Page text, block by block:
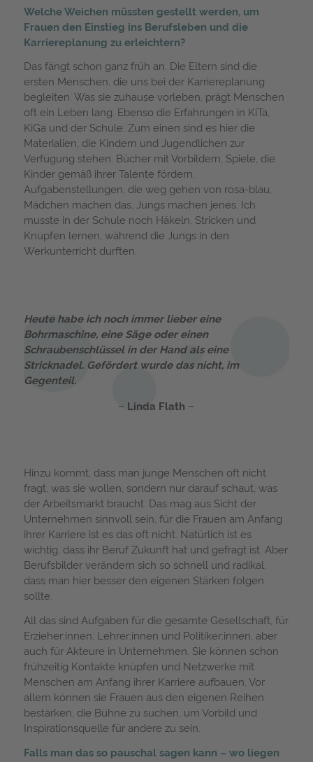
Welche Weichen müssten gestellt werden, um
Frauen den Einstieg ins Berufsleben und die
Karriereplanung zu erleichtern?
Das fängt schon ganz früh an. Die Eltern sind die
ersten Menschen, die uns bei der Karriereplanung
begleiten. Was sie zuhause vorleben, prägt Menschen
oft ein Leben lang. Ebenso die Erfahrungen in KiTa,
KiGa und der Schule. Zum einen sind es hier die
Materialien, die Kindern und Jugendlichen zur
Verfügung stehen. Bücher mit Vorbildern, Spiele, die
Kinder gemäß ihrer Talente fördern,
Aufgabenstellungen, die weg gehen von rosa-blau,
Mädchen machen das, Jungs machen jenes. Ich
musste in der Schule noch Häkeln, Stricken und
Knüpfen lernen, während die Jungs in den
Werkunterricht durften.
Heute habe ich noch immer lieber eine
Bohrmaschine, eine Säge oder einen
Schraubenschlüssel in der Hand als eine
Stricknadel. Gefördert wurde das nicht, im
Gegenteil.
Linda Flath
Hinzu kommt, dass man junge Menschen oft nicht
fragt, was sie wollen, sondern nur darauf schaut, was
der Arbeitsmarkt braucht. Das mag aus Sicht der
Unternehmen sinnvoll sein, für die Frauen am Anfang
ihrer Karriere ist es das oft nicht. Natürlich ist es
wichtig, dass ihr Beruf Zukunft hat und gefragt ist. Aber
Berufsbilder verändern sich so schnell und radikal,
dass man hier besser den eigenen Stärken folgen
sollte.
All das sind Aufgaben für die gesamte Gesellschaft, für
Erzieher:innen, Lehrer:innen und Politiker:innen, aber
auch für Akteure in Unternehmen. Sie können schon
frühzeitig Kontakte knüpfen und Netzwerke mit
Menschen am Anfang ihrer Karriere aufbauen. Vor
allem können sie Frauen aus den eigenen Reihen
bestärken, die Bühne zu suchen, um Vorbild und
Inspirationsquelle für andere zu sein.
Falls man das so pauschal sagen kann – wo liegen